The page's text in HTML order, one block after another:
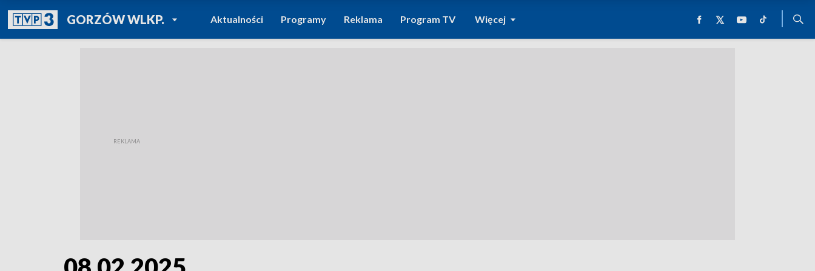
GORZÓW WLKP.POWRÓT DO
TVP REGIONY
Aktualności Programy Reklama Program TV Więcej